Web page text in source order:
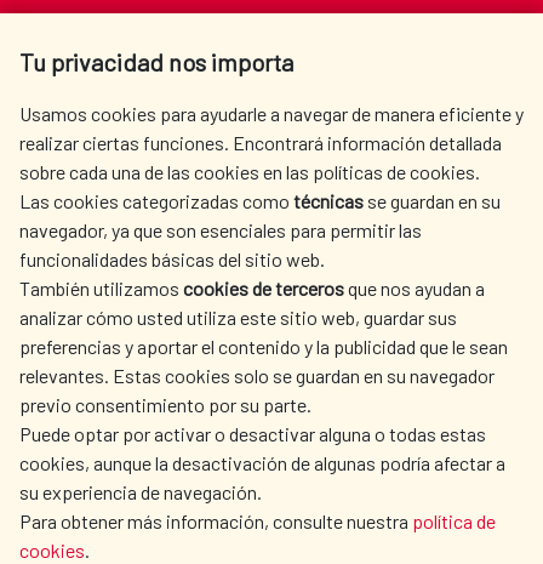
Tu privacidad nos importa
Usamos cookies para ayudarle a navegar de manera eficiente y
realizar ciertas funciones. Encontrará información detallada
sobre cada una de las cookies en las políticas de cookies.
Las cookies categorizadas como técnicas se guardan en su
navegador, ya que son esenciales para permitir las
funcionalidades básicas del sitio web.
También utilizamos cookies de tercerosque nos ayudan a
analizar cómo usted utiliza este sitio web, guardar sus
preferencias y aportar el contenido y la publicidad que le sean
relevantes. Estas cookies solo se guardan en su navegador
previo consentimiento por su parte.
Puede optar por activar o desactivar alguna o todas estas
cookies, aunque la desactivación de algunas podría afectar a
su experiencia de navegación.
Para obtener más información, consulte nuestra política de
cookies.
Tel. +34 900 20 30 54​​​​​​​
AECID
WHERE DO WE COOPERATE?
SPANISH HUMANITARIAN
ACTION
PRESS ROOM
CULTURE AND SCIENCE LIBRARY
OUR SOCIAL MEDIA